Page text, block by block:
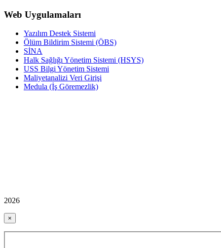
Web Uygulamaları
Yazılım Destek Sistemi
Ölüm Bildirim Sistemi (ÖBS)
SİNA
Halk Sağlığı Yönetim Sistemi (HSYS)
USS Bilgi Yönetim Sistemi
Maliyetanalizi Veri Girişi
Medula (İş Göremezlik)
2026
×